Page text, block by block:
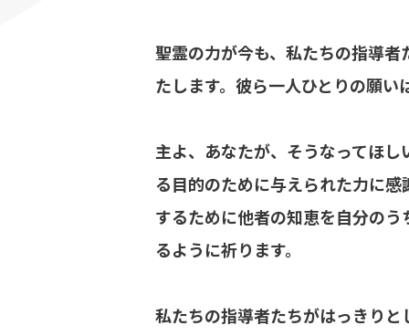
聖霊の力が今も、私たちの指導
たします。彼ら一人ひとりの願
主よ、あなたが、そうなってほ
る目的のために与えられた力に
するために他者の知恵を自分の
るように祈ります。
私たちの指導者たちがはっきり